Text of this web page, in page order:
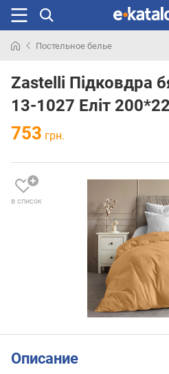
раньше
Постельное белье
Zastelli Підковдра
13-1027 Еліт
753 грн.
в список
Описание